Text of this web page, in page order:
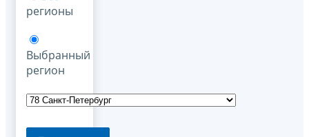
регионы
Выбранный
регион